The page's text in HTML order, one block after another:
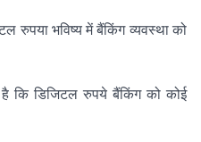
रुपया भविष्य में बैंकिंग व्यवस्था को
कि डिजिटल रुपये बैंकिंग को कोई